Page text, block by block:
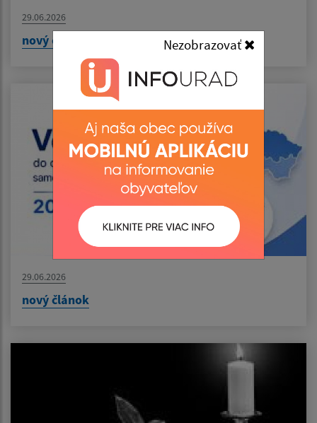
Nezobrazovať
29.06.2026
nový článok
29.06.2026
nový článok